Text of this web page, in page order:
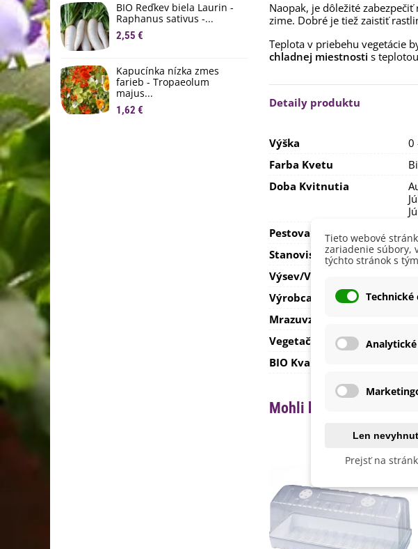
BIO Reďkev biela Laurin -
Raphanus sativus -...
2,55 €
Kapucínka nízka zmes
farieb - Tropaeolum
majus...
1,62 €
Eukalyptus Baby Blue -
Blahovičník - Eukalyptus...
4,08 €
Naopak, je dôležité
zime. Dobré je tiež zaistiť
Teplota v priebehu vegetácie
chladnej miestnosti s
Detaily produktu
Výška
0
Farba Kvetu
Doba Kvitnutia
Pestovanie
V
Stanovisko
Výsev/výsadba
Výrobca
Mrazuvzdornosť
Vegetačné Obdobie
BIO Kvalita
Mohli byste ešte
Tieto webové
zariadenie súbory,
týchto stránok s
Technické
Len
Prejsť na